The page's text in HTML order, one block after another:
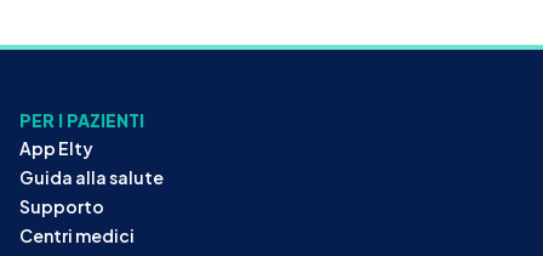
PER I PAZIENTI
App Elty
Guida alla salute
Supporto
Centri medici